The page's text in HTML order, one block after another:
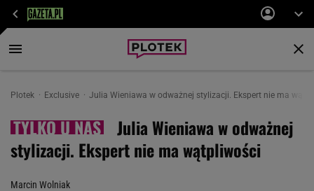
Plotek Exclusive Julia Wieniawa w odważnej stylizacji. Ekspert nie ma
Julia Wieniawa w odważnej
stylizacji. Ekspert nie ma wątpliwości
Marcin Wolniak